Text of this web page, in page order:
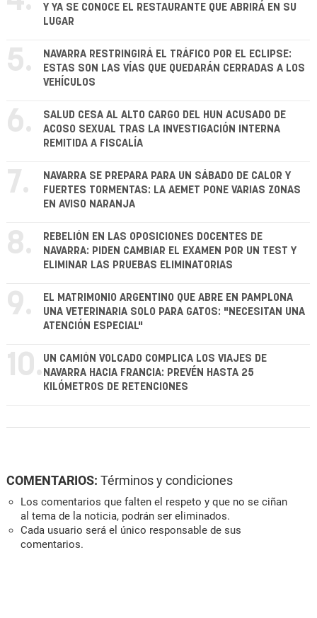
Y YA SE CONOCE EL RESTAURANTE QUE ABRIRÁ EN SU
LUGAR
5.
NAVARRA RESTRINGIRÁ EL TRÁFICO POR EL ECLIPSE:
ESTAS SON LAS VÍAS QUE QUEDARÁN CERRADAS A LOS
VEHÍCULOS
6.
SALUD CESA AL ALTO CARGO DEL HUN ACUSADO DE
ACOSO SEXUAL TRAS LA INVESTIGACIÓN INTERNA
REMITIDA A FISCALÍA
7.
NAVARRA SE PREPARA PARA UN SÁBADO DE CALOR Y
FUERTES TORMENTAS: LA AEMET PONE VARIAS ZONAS
EN AVISO NARANJA
8.
REBELIÓN EN LAS OPOSICIONES DOCENTES DE
NAVARRA: PIDEN CAMBIAR EL EXAMEN POR UN TEST Y
ELIMINAR LAS PRUEBAS ELIMINATORIAS
9.
EL MATRIMONIO ARGENTINO QUE ABRE EN PAMPLONA
UNA VETERINARIA SOLO PARA GATOS: "NECESITAN UNA
ATENCIÓN ESPECIAL"
10. UN CAMIÓN VOLCADO COMPLICA LOS VIAJES DE
NAVARRA HACIA FRANCIA: PREVÉN HASTA 25
KILÓMETROS DE RETENCIONES
COMENTARIOS: Términos y condiciones
Los comentarios que falten el respeto y que no se ciñan
al tema de la noticia, podrán ser eliminados.
Cada usuario será el único responsable de sus
comentarios.